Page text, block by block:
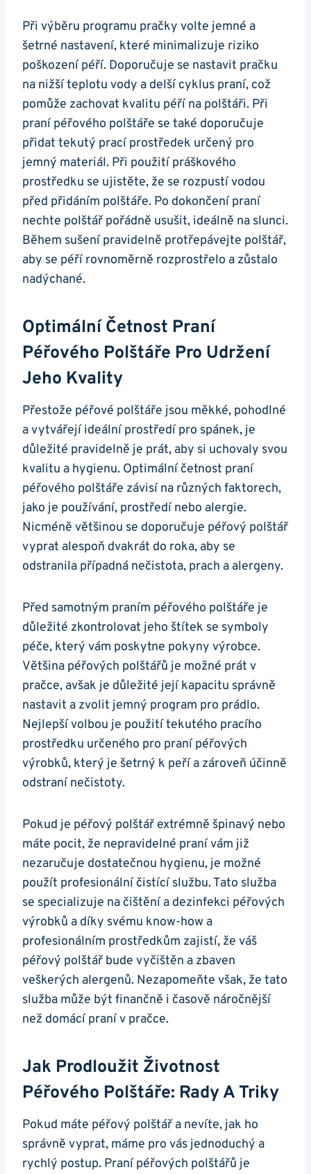
Při výběru programu pračky volte jemné a
šetrné nastavení, které minimalizuje riziko
poškození péří. Doporučuje se nastavit pračku
na nižší teplotu vody a delší cyklus praní, což
pomůže zachovat kvalitu péří na polštáři. Při
praní péřového polštáře se také doporučuje
přidat tekutý prací prostředek určený pro
jemný materiál. Při použití práškového
prostředku se ujistěte, že se rozpustí vodou
před přidáním polštáře. Po dokončení praní
nechte polštář pořádně usušit, ideálně na slunci.
Během sušení pravidelně protřepávejte polštář,
aby se péří rovnoměrně rozprostřelo a zůstalo
nadýchané.
Optimální Četnost Praní
Péřového Polštáře Pro Udržení
Jeho Kvality
Přestože péřové polštáře jsou měkké, pohodlné
a vytvářejí ideální prostředí pro spánek, je
důležité pravidelně je prát, aby si uchovaly svou
kvalitu a hygienu. Optimální četnost praní
péřového polštáře závisí na různých faktorech,
jako je používání, prostředí nebo alergie.
Nicméně většinou se doporučuje péřový polštář
vyprat alespoň dvakrát do roka, aby se
odstranila případná nečistota, prach a alergeny.
Před samotným praním péřového polštáře je
důležité zkontrolovat jeho štítek se symboly
péče, který vám poskytne pokyny výrobce.
Většina péřových polštářů je možné prát v
pračce, avšak je důležité její kapacitu správně
nastavit a zvolit jemný program pro prádlo.
Nejlepší volbou je použití tekutého pracího
prostředku určeného pro praní péřových
výrobků, který je šetrný k peří a zároveň účinně
odstraní nečistoty.
Pokud je péřový polštář extrémně špinavý nebo
máte pocit, že nepravidelné praní vám již
nezaručuje dostatečnou hygienu, je možné
použít profesionální čistící službu. Tato služba
se specializuje na čištění a dezinfekci péřových
výrobků a díky svému know-how a
profesionálním prostředkům zajistí, že váš
péřový polštář bude vyčištěn a zbaven
veškerých alergenů. Nezapomeňte však, že tato
služba může být finančně i časově náročnější
než domácí praní v pračce.
Jak Prodloužit Životnost
Péřového Polštáře: Rady A Triky
Pokud máte péřový polštář a nevíte, jak ho
správně vyprat, máme pro vás jednoduchý a
rychlý postup. Praní péřových polštářů je